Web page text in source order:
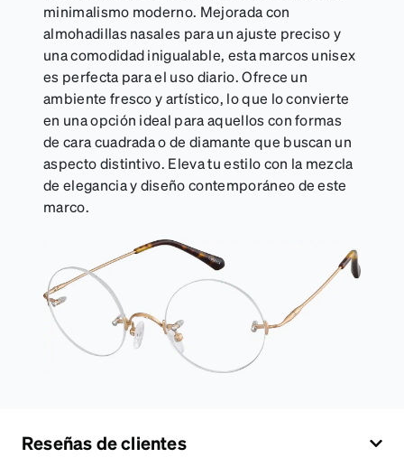
minimalismo moderno. Mejorada con
almohadillas nasales para un ajuste preciso y
una comodidad inigualable, esta marcos unisex
es perfecta para el uso diario. Ofrece un
ambiente fresco y artístico, lo que lo convierte
en una opción ideal para aquellos con formas
de cara cuadrada o de diamante que buscan un
aspecto distintivo. Eleva tu estilo con la mezcla
de elegancia y diseño contemporáneo de este
marco.
Reseñas de clientes